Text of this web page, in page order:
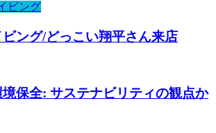
ビング
ング/どっこい翔平さん来店
保全: サステナビリティの観点か